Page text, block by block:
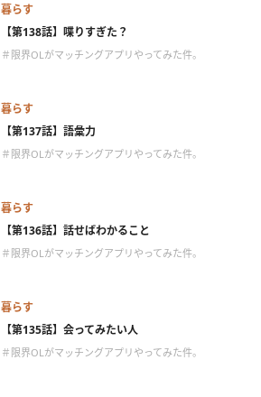
暮らす
【第138話】喋りすぎた？
＃限界OLがマッチングアプリやってみた件。
暮らす
【第137話】語彙力
＃限界OLがマッチングアプリやってみた件。
暮らす
【第136話】話せばわかること
＃限界OLがマッチングアプリやってみた件。
暮らす
【第135話】会ってみたい人
＃限界OLがマッチングアプリやってみた件。